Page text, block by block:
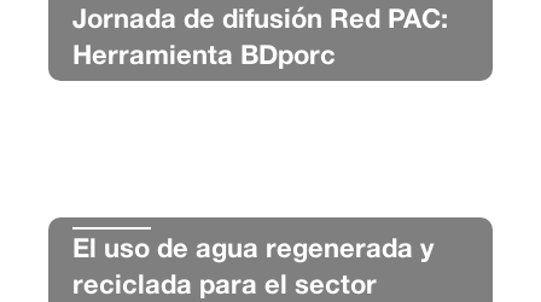
Jornada de difusión Red PAC:
Herramienta BDporc
El uso de agua regenerada y
reciclada para el sector